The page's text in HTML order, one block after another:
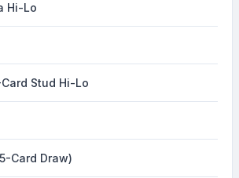
Hi-Lo
Stud Hi-Lo
Card Draw)